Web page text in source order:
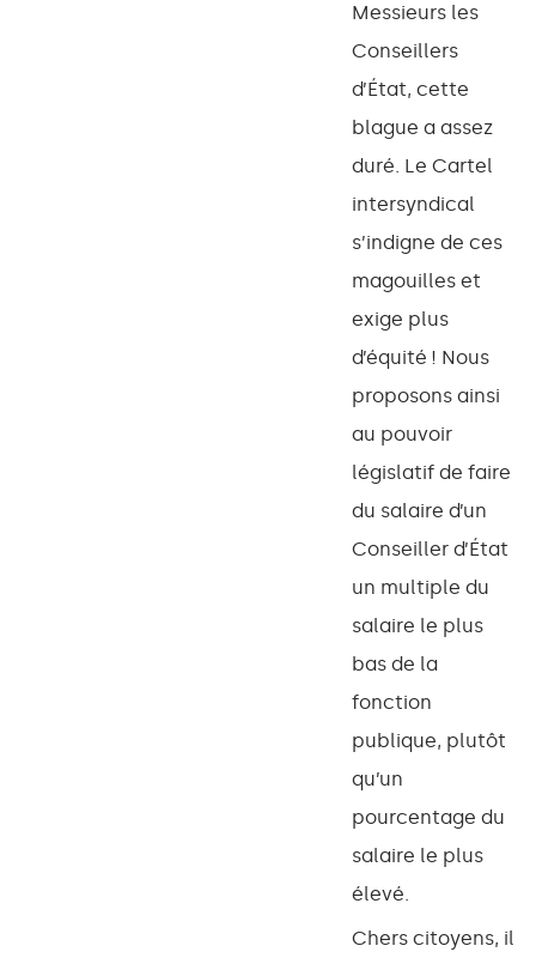
Messieurs les
Conseillers
d’État, cette
blague a assez
duré. Le Cartel
intersyndical
s’indigne de ces
magouilles et
exige plus
d’équité ! Nous
proposons ainsi
au pouvoir
législatif de faire
du salaire d’un
Conseiller d’État
un multiple du
salaire le plus
bas de la
fonction
publique, plutôt
qu’un
pourcentage du
salaire le plus
élevé.
Chers citoyens, il